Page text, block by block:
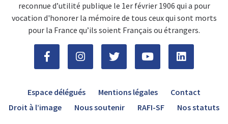
reconnue d’utilité publique le 1er février 1906 qui a pour
vocation d'honorer la mémoire de tous ceux qui sont morts
pour la France qu’ils soient Français ou étrangers.
Espace délégués Mentions légales
Contact
Droit à l’image
Nous soutenir RAFI-SF Nos statuts